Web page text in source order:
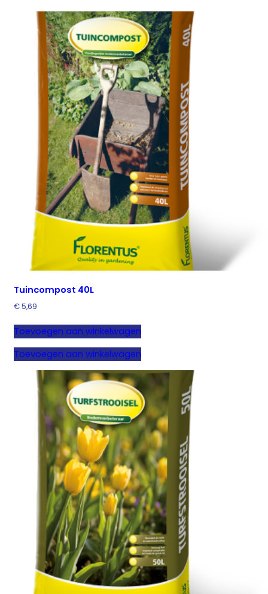
Tuincompost 40L
€5,69
Toevoegen aan winkelwagen
Toevoegen aan winkelwagen